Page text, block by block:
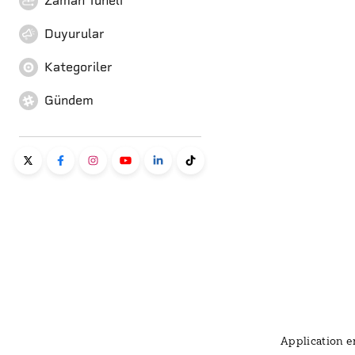
Duyurular
Kategoriler
Gündem
Application